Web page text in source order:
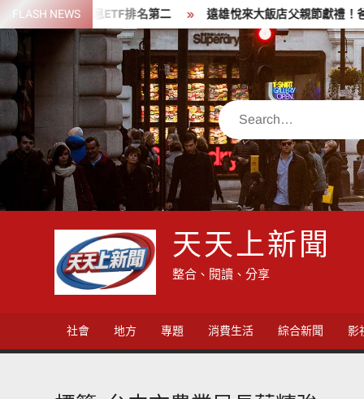
Skip
to
content
FLASH NEWS
高股息ETF排名第二 遠雄悅來大飯店父親節獻禮！爸爸身分
Search
天天上新聞
整合、閱讀、分享
社會 地方 專題 消費生活 綜合新聞 影